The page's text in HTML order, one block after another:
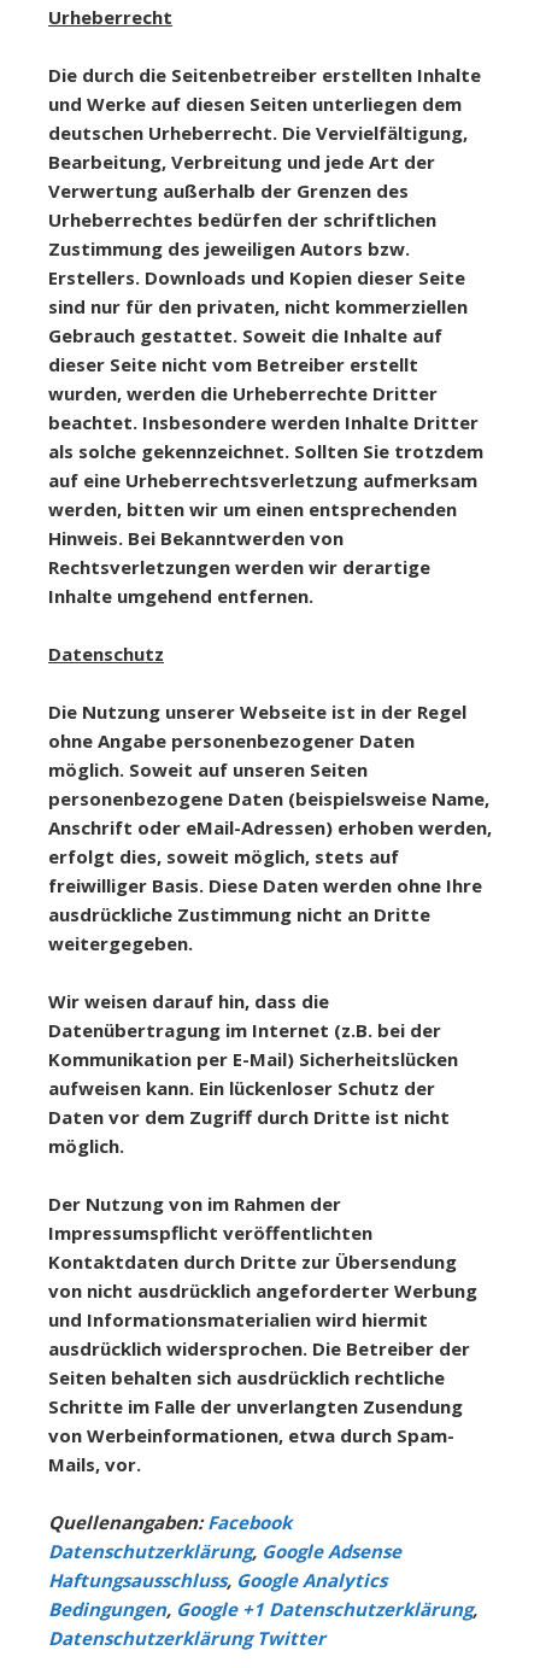
Urheberrecht
Die durch die Seitenbetreiber erstellten Inhalte
und Werke auf diesen Seiten unterliegen dem
deutschen Urheberrecht. Die Vervielfältigung,
Bearbeitung, Verbreitung und jede Art der
Verwertung außerhalb der Grenzen des
Urheberrechtes bedürfen der schriftlichen
Zustimmung des jeweiligen Autors bzw.
Erstellers. Downloads und Kopien dieser Seite
sind nur für den privaten, nicht kommerziellen
Gebrauch gestattet. Soweit die Inhalte auf
dieser Seite nicht vom Betreiber erstellt
wurden, werden die Urheberrechte Dritter
beachtet. Insbesondere werden Inhalte Dritter
als solche gekennzeichnet. Sollten Sie trotzdem
auf eine Urheberrechtsverletzung aufmerksam
werden, bitten wir um einen entsprechenden
Hinweis. Bei Bekanntwerden von
Rechtsverletzungen werden wir derartige
Inhalte umgehend entfernen.
Datenschutz
Die Nutzung unserer Webseite ist in der Regel
ohne Angabe personenbezogener Daten
möglich. Soweit auf unseren Seiten
personenbezogene Daten (beispielsweise Name,
Anschrift oder eMail-Adressen) erhoben werden,
erfolgt dies, soweit möglich, stets auf
freiwilliger Basis. Diese Daten werden ohne Ihre
ausdrückliche Zustimmung nicht an Dritte
weitergegeben.
Wir weisen darauf hin, dass die
Datenübertragung im Internet (z.B. bei der
Kommunikation per E-Mail) Sicherheitslücken
aufweisen kann. Ein lückenloser Schutz der
Daten vor dem Zugriff durch Dritte ist nicht
möglich.
Der Nutzung von im Rahmen der
Impressumspflicht veröffentlichten
Kontaktdaten durch Dritte zur Übersendung
von nicht ausdrücklich angeforderter Werbung
und Informationsmaterialien wird hiermit
ausdrücklich widersprochen. Die Betreiber der
Seiten behalten sich ausdrücklich rechtliche
Schritte im Falle der unverlangten Zusendung
von Werbeinformationen, etwa durch Spam-
Mails, vor.
Quellenangaben:Facebook
Datenschutzerklärung, Google Adsense
Haftungsausschluss, Google Analytics
Bedingungen, Google +1 Datenschutzerklärung,
Datenschutzerklärung Twitter